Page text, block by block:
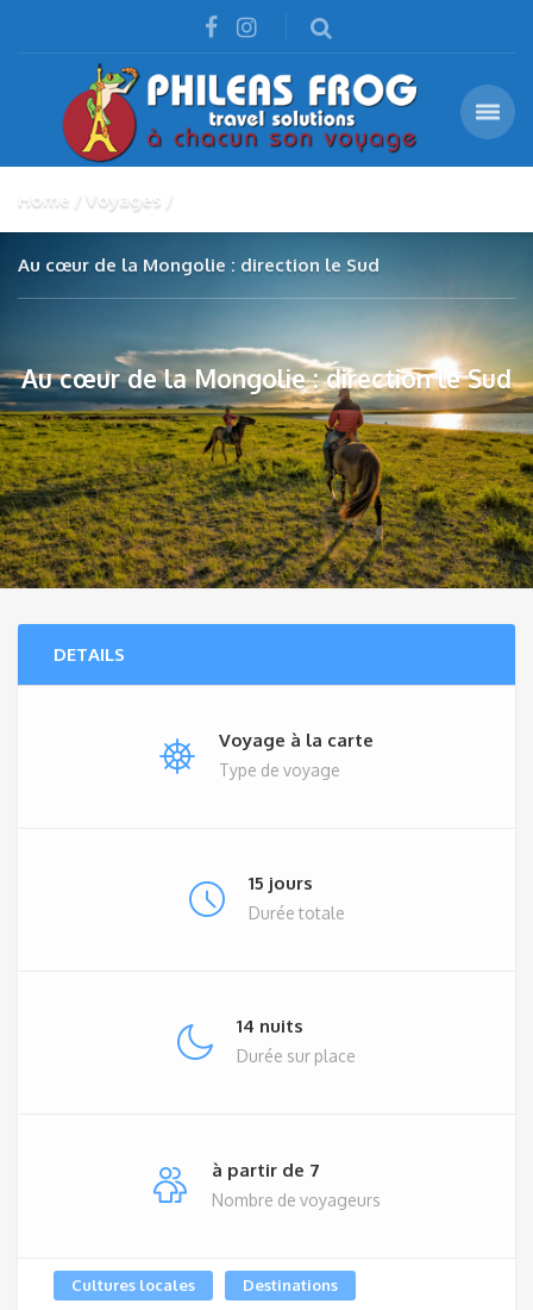
Home Voyages
Au cœur de la Mongolie : direction le Sud
Au cœur de la Mongolie : direction le Sud
DETAILS
Voyage à la carte
Type de voyage
15 jours
Durée totale
14 nuits
Durée sur place
à partir de 7
Nombre de voyageurs
Cultures locales Destinations